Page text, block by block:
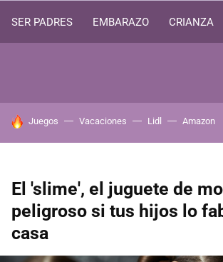
SER PADRES EMBARAZO CRIANZA
HOY SE HABLA DE
Juegos Vacaciones Lidl Amazon
El 'slime', el juguete de
peligroso si tus hijos lo
casa